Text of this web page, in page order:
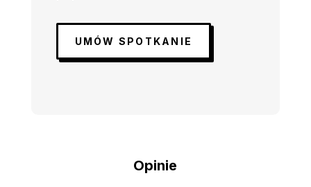
UMÓW SPOTKANIE
Opinie